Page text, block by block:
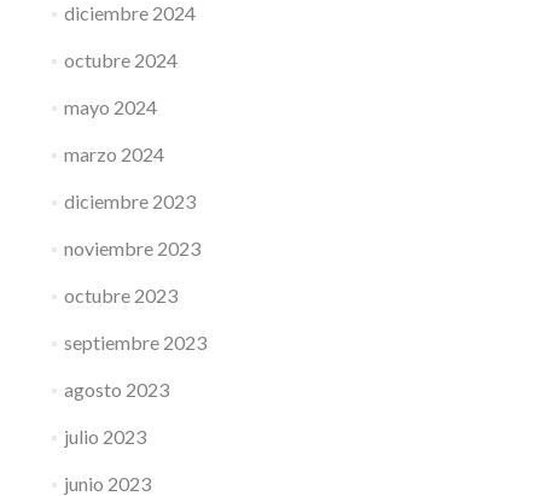
diciembre 2024
octubre 2024
mayo 2024
marzo 2024
diciembre 2023
noviembre 2023
octubre 2023
septiembre 2023
agosto 2023
julio 2023
junio 2023